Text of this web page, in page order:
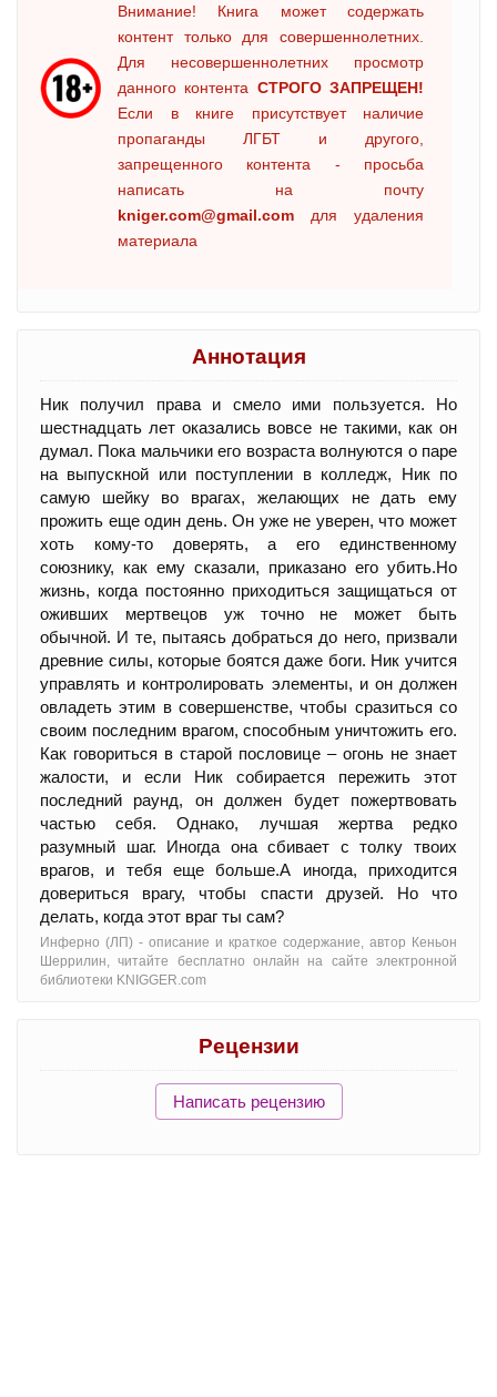
Внимание! Книга может содержать
контент только для совершеннолетних.
Для несовершеннолетних просмотр
данного контента СТРОГО ЗАПРЕЩЕН!
Если в книге присутствует наличие
пропаганды ЛГБТ и другого,
запрещенного контента - просьба
написать на почту
kniger.com@gmail.com для удаления
материала
Аннотация
Ник получил права и смело ими пользуется. Но
шестнадцать лет оказались вовсе не такими, как он
думал. Пока мальчики его возраста волнуются о паре
на выпускной или поступлении в колледж, Ник по
самую шейку во врагах, желающих не дать ему
прожить еще один день. Он уже не уверен, что может
хоть кому-то доверять, а его единственному
союзнику, как ему сказали, приказано его убить.Но
жизнь, когда постоянно приходиться защищаться от
оживших мертвецов уж точно не может быть
обычной. И те, пытаясь добраться до него, призвали
древние силы, которые боятся даже боги. Ник учится
управлять и контролировать элементы, и он должен
овладеть этим в совершенстве, чтобы сразиться со
своим последним врагом, способным уничтожить его.
Как говориться в старой пословице – огонь не знает
жалости, и если Ник собирается пережить этот
последний раунд, он должен будет пожертвовать
частью себя. Однако, лучшая жертва редко
разумный шаг. Иногда она сбивает с толку твоих
врагов, и тебя еще больше.А иногда, приходится
довериться врагу, чтобы спасти друзей. Но что
делать, когда этот враг ты сам?
Инферно (ЛП) - oписание и краткое содержание, автор Кеньон
Шеррилин, читайте бесплатно онлайн на сайте электронной
библиотеки KNIGGER.com
Рецензии
Написать рецензию